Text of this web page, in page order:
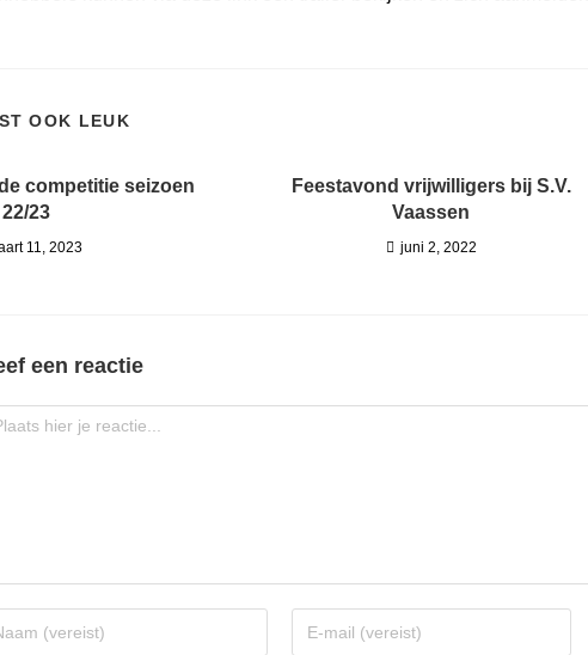
OOK LEUK
competitie seizoen
22/23
11, 2023
Feestavond vrijwilligers bij S.V.
Vaassen
juni 2, 2022
een reactie